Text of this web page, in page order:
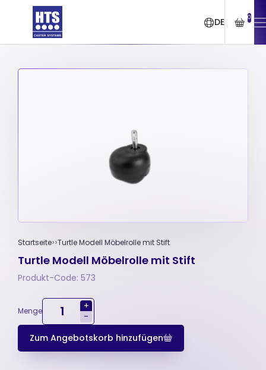
DE 0
Startseite Turtle Modell Möbelrolle mit Stift
Turtle Modell Möbelrolle mit Stift
Produkt-Code: 573
Menge
+
-
Zum Angebotskorb hinzufügen